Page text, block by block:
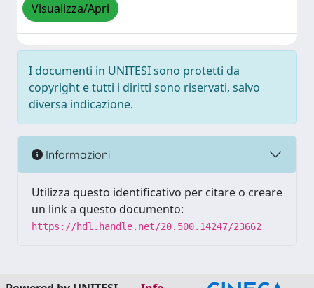
Visualizza/Apri
I documenti in UNITESI sono protetti da
copyright e tutti i diritti sono riservati, salvo
diversa indicazione.
Informazioni
Utilizza questo identificativo per citare o creare
un link a questo documento:
https://hdl.handle.net/20.500.14247/23662